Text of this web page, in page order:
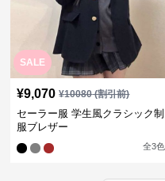
SALE
¥9,070 ¥10080(割引前)
セーラー服 学生風クラシック制
服ブレザー
全3色